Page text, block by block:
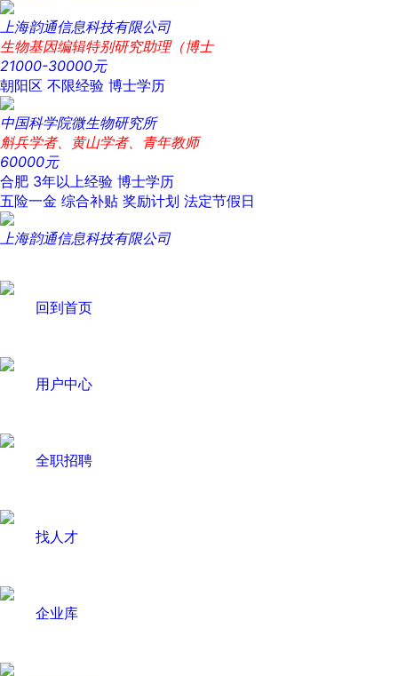
上海韵通信息科技有限公司
生物基因编辑特别研究助理（博士
21000-30000元
朝阳区 不限经验 博士学历
中国科学院微生物研究所
斛兵学者、黄山学者、青年教师
60000元
合肥 3年以上经验 博士学历
五险一金 综合补贴 奖励计划 法定节假日
上海韵通信息科技有限公司
回到首页
用户中心
全职招聘
找人才
企业库